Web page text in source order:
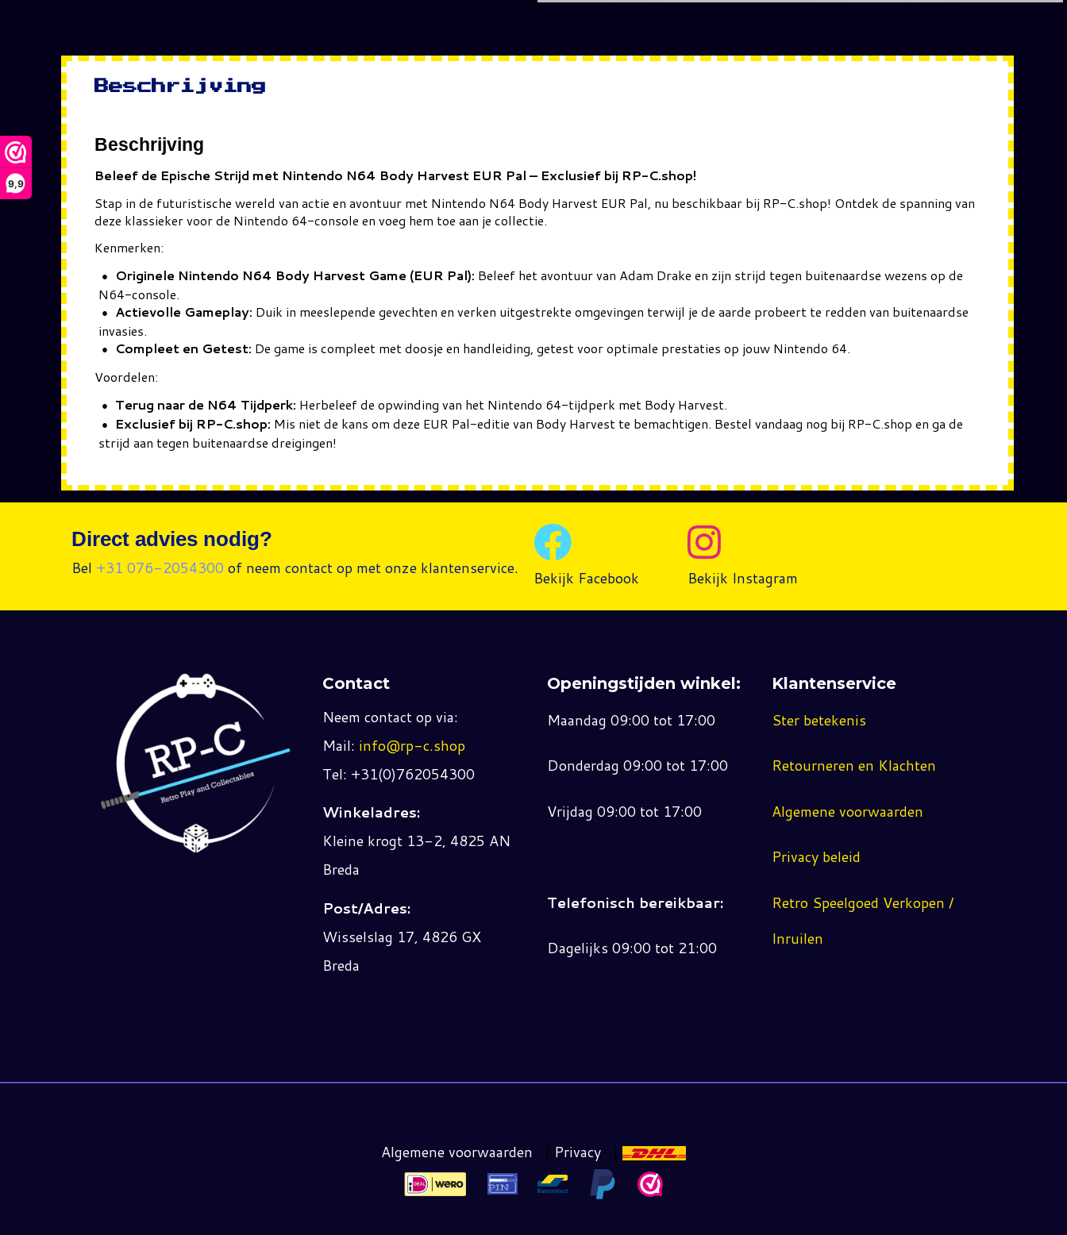
9,9
Beschrijving
Beschrijving
Beleef de Epische Strijd met Nintendo N64 Body Harvest EUR Pal – Exclusief bij RP-C.shop!
Stap in de futuristische wereld van actie en avontuur met Nintendo N64 Body Harvest EUR Pal, nu beschikbaar bij RP-C.shop! Ontdek de spanning van
deze klassieker voor de Nintendo 64-console en voeg hem toe aan je collectie.
Kenmerken:
Originele Nintendo N64 Body Harvest Game (EUR Pal): Beleef het avontuur van Adam Drake en zijn strijd tegen buitenaardse wezens op de
N64-console.
Actievolle Gameplay: Duik in meeslepende gevechten en verken uitgestrekte omgevingen terwijl je de aarde probeert te redden van buitenaardse
invasies.
Compleet en Getest: De game is compleet met doosje en handleiding, getest voor optimale prestaties op jouw Nintendo 64.
Voordelen:
Terug naar de N64 Tijdperk: Herbeleef de opwinding van het Nintendo 64-tijdperk met Body Harvest.
Exclusief bij RP-C.shop: Mis niet de kans om deze EUR Pal-editie van Body Harvest te bemachtigen. Bestel vandaag nog bij RP-C.shop en ga de
strijd aan tegen buitenaardse dreigingen!
Direct advies nodig?
Bel +31 076-2054300 of neem contact op met onze klantenservice. Bekijk Facebook Bekijk Instagram
Contact
Neem contact op via:
Mail: info@rp-c.shop
Tel: +31(0)762054300
Winkeladres:
Kleine krogt 13-2, 4825 AN
Breda
Post/Adres:
Wisselslag 17, 4826 GX
Breda
Openingstijden winkel:
Maandag 09:00 tot 17:00
Donderdag 09:00 tot 17:00
Vrijdag 09:00 tot 17:00
Telefonisch bereikbaar:
Dagelijks 09:00 tot 21:00
Klantenservice
Ster betekenis
Retourneren en Klachten
Algemene voorwaarden
Privacy beleid
Retro Speelgoed Verkopen /
Inruilen
Algemene voorwaarden | Privacy |